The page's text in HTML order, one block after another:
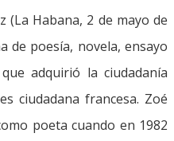
(La Habana, 2 de mayo de
de poesía, novela, ensayo
adquirió la ciudadanía
ciudadana francesa. Zoé
poeta cuando en 1982